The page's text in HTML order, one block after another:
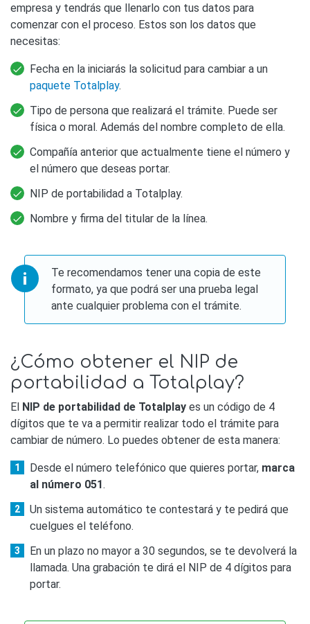
empresa y tendrás que llenarlo con tus datos para
comenzar con el proceso. Estos son los datos que
necesitas:
Fecha en la iniciarás la solicitud para cambiar a un
paquete Totalplay.
Tipo de persona que realizará el trámite. Puede ser
física o moral. Además del nombre completo de ella.
Compañía anterior que actualmente tiene el número y
el número que deseas portar.
NIP de portabilidad a Totalplay.
Nombre y firma del titular de la línea.
Te recomendamos tener una copia de este
formato, ya que podrá ser una prueba legal
ante cualquier problema con el trámite.
¿Cómo obtener el NIP de
portabilidad a Totalplay?
El NIP de portabilidad de Totalplay es un código de 4
dígitos que te va a permitir realizar todo el trámite para
cambiar de número. Lo puedes obtener de esta manera:
Desde el número telefónico que quieres portar, marca
al número 051.
Un sistema automático te contestará y te pedirá que
cuelgues el teléfono.
En un plazo no mayor a 30 segundos, se te devolverá la
llamada. Una grabación te dirá el NIP de 4 dígitos para
portar.